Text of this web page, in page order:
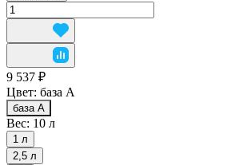
9 537 ₽
Цвет: база А
база А
Вес: 10 л
1 л
2,5 л